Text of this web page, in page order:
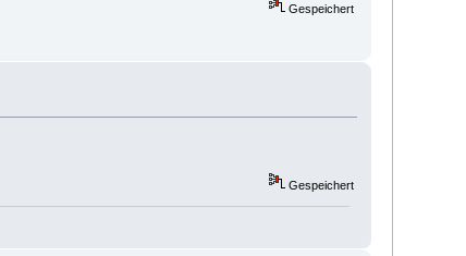
Gespeichert
Gespeichert